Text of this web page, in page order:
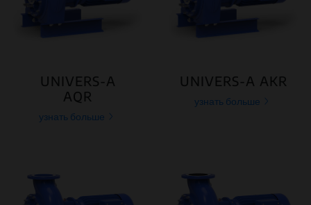
UNIVERS-A
AQR
узнать больше
UNIVERS-A AKR
узнать больше